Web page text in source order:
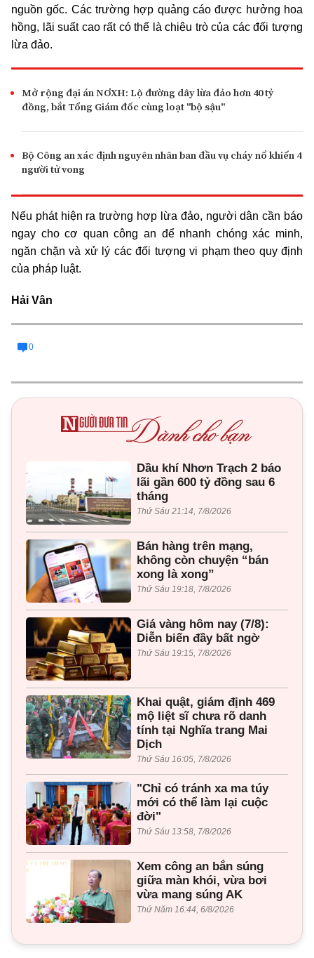
nguồn gốc. Các trường hợp quảng cáo được hưởng hoa
hồng, lãi suất cao rất có thể là chiêu trò của các đối tượng
lừa đảo.
Mở rộng đại án NƠXH: Lộ đường dây lừa đảo hơn 40 tỷ
đồng, bắt Tổng Giám đốc cùng loạt "bộ sậu"
Bộ Công an xác định nguyên nhân ban đầu vụ cháy nổ khiến 4
người tử vong
Nếu phát hiện ra trường hợp lừa đảo, người dân cần báo
ngay cho cơ quan công an để nhanh chóng xác minh,
ngăn chặn và xử lý các đối tượng vi phạm theo quy định
của pháp luật.
Hải Vân
0
Dầu khí Nhơn Trạch 2 báo
lãi gần 600 tỷ đồng sau 6
tháng
Thứ Sáu 21:14, 7/8/2026
Bán hàng trên mạng,
không còn chuyện “bán
xong là xong”
Thứ Sáu 19:18, 7/8/2026
Giá vàng hôm nay (7/8):
Diễn biến đầy bất ngờ
Thứ Sáu 19:15, 7/8/2026
Khai quật, giám định 469
mộ liệt sĩ chưa rõ danh
tính tại Nghĩa trang Mai
Dịch
Thứ Sáu 16:05, 7/8/2026
"Chỉ có tránh xa ma túy
mới có thể làm lại cuộc
đời"
Thứ Sáu 13:58, 7/8/2026
Xem công an bắn súng
giữa màn khói, vừa bơi
vừa mang súng AK
Thứ Năm 16:44, 6/8/2026